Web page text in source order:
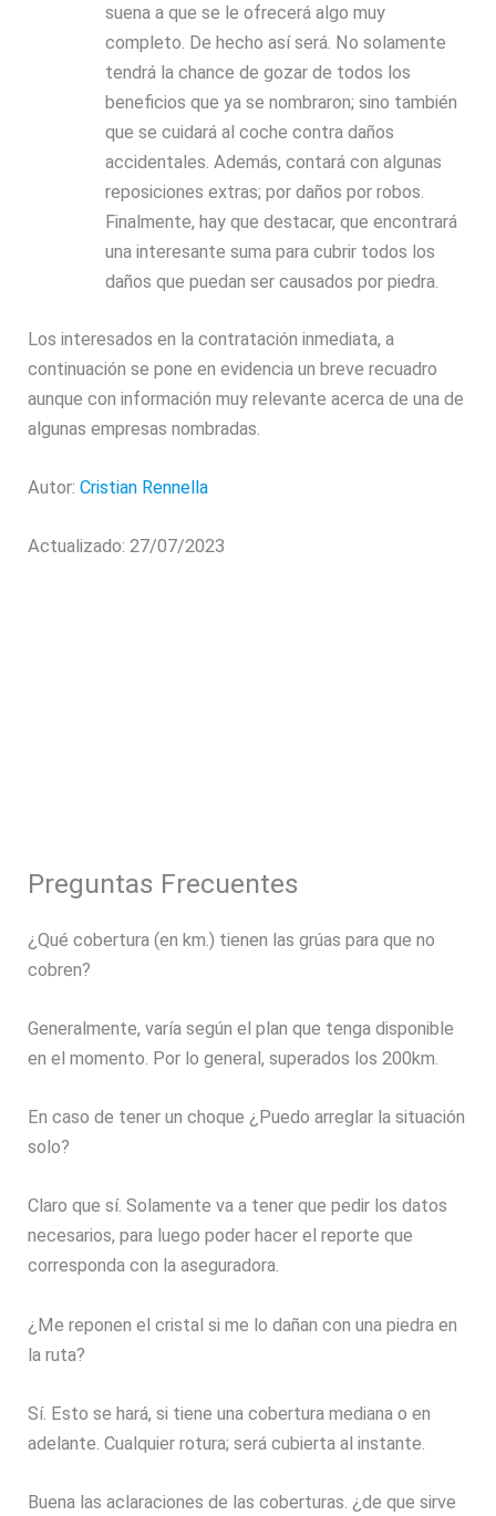
suena a que se le ofrecerá algo muy
completo. De hecho así será. No solamente
tendrá la chance de gozar de todos los
beneficios que ya se nombraron; sino también
que se cuidará al coche contra daños
accidentales. Además, contará con algunas
reposiciones extras; por daños por robos.
Finalmente, hay que destacar, que encontrará
una interesante suma para cubrir todos los
daños que puedan ser causados por piedra.
Los interesados en la contratación inmediata, a
continuación se pone en evidencia un breve recuadro
aunque con información muy relevante acerca de una de
algunas empresas nombradas.
Autor:Cristian Rennella
Actualizado: 27/07/2023
Preguntas Frecuentes
¿Qué cobertura (en km.) tienen las grúas para que no
cobren?
Generalmente, varía según el plan que tenga disponible
en el momento. Por lo general, superados los 200km.
En caso de tener un choque ¿Puedo arreglar la situación
solo?
Claro que sí. Solamente va a tener que pedir los datos
necesarios, para luego poder hacer el reporte que
corresponda con la aseguradora.
¿Me reponen el cristal si me lo dañan con una piedra en
la ruta?
Sí. Esto se hará, si tiene una cobertura mediana o en
adelante. Cualquier rotura; será cubierta al instante.
Buena las aclaraciones de las coberturas. ¿de que sirve